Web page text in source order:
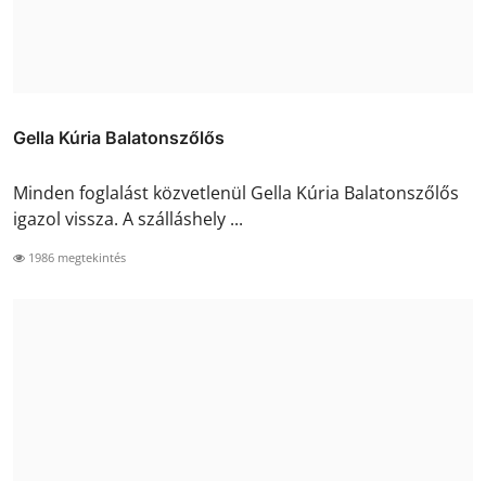
Gella Kúria Balatonszőlős
Minden foglalást közvetlenül Gella Kúria Balatonszőlős
igazol vissza. A szálláshely ...
1986 megtekintés